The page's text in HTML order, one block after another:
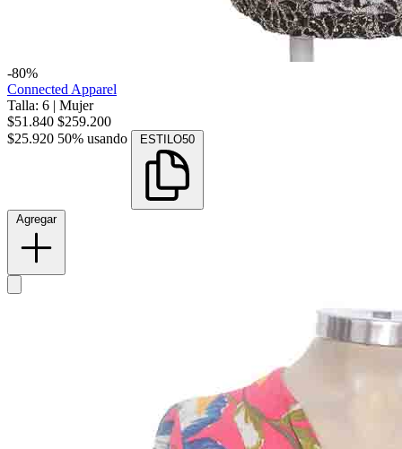
-80%
Connected Apparel
Talla: 6 | Mujer
$51.840 $259.200
$25.920 50% usando ESTILO50
Agregar